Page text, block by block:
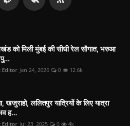
को मिली मुंबई की सीधी रेल सौगात, भरुआ
Editor Jan 24, 2026 0 12.6k
खजुराहो, ललितपुर यात्रियों के लिए यात्रा
ह...
Editor Jul 23, 2025 0 4k